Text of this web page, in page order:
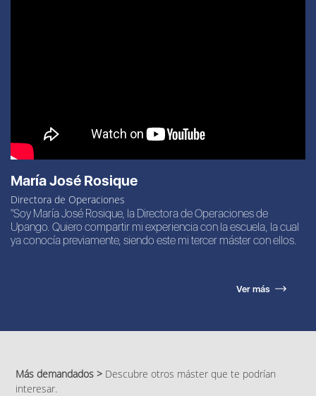
María José Rosique
Directora de Operaciones
"Soy María José Rosique, la Directora de Operaciones de
Upango. Quiero compartir mi experiencia con la escuela, la cual
ya conocía previamente, siendo este mi tercer máster con ellos.
Ver más
Más demandados > Descubre otros máster que te podrían
interesar.